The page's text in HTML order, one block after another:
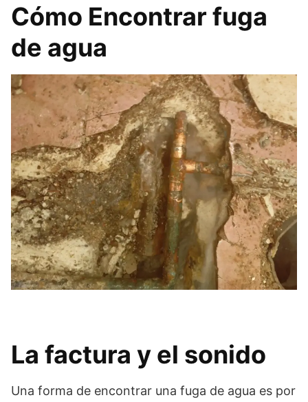
Cómo Encontrar fuga
de agua
La factura y el sonido
Una forma de encontrar una fuga de agua es por